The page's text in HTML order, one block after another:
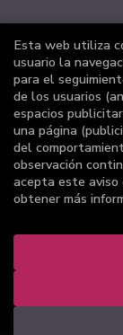
Esta web utiliza
usuario la
para el
de los usuarios
espacios
una página
del
observación
acepta este aviso
obtener más